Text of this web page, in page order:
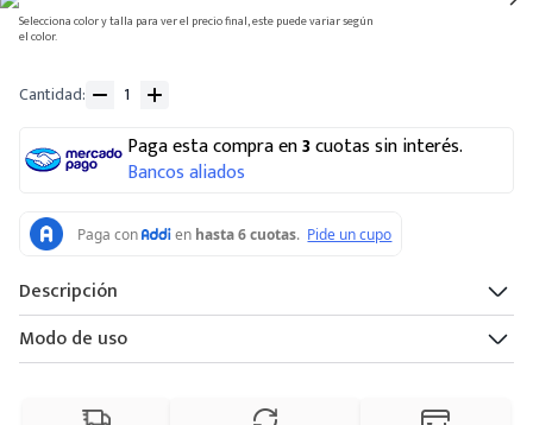
Selecciona color y talla para ver el precio final, este puede variar según
el color.
Cantidad
Paga esta compra en3cuotas sin interés.
Bancos aliados
Descripción
Modo de uso